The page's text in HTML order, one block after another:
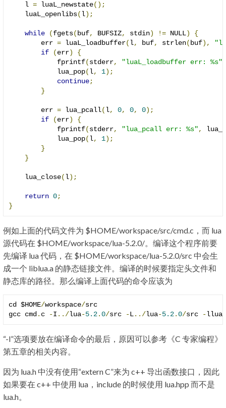
    l
= luaL_newstate();
    luaL_openlibs
(l);
while (fgets( buf, BUFSIZ, stdin) != NULL)
{
        err
= luaL_loadbuffer(l, buf, strlen( buf),
if
(err)
{
            fprintf
(stderr, "luaL_loadbuffer err: %s"
            lua_pop
(l, 1);
continue;
}
        err
= lua_pcall(l, 0, 0, 0);
if
(err)
{
            fprintf
(stderr, "lua_pcall err: %s",
            lua_pop
(l, 1);
}
}
    lua_close
(l);
return 0;
}
例如上面的代码文件为 $HOME/workspace/src/cmd.c，而 lua
源代码在 $HOME/workspace/lua-5.2.0/。编译这个程序前要
先编译 lua 代码，在 $HOME/workspace/lua-5.2.0/src 中会生
成一个 liblua.a 的静态链接文件。编译的时候要指定头文件和
静态库的路径。那么编译上面代码的命令应该为
cd $HOME/workspace/src
gcc cmd . c -I ../lua-5.2.0/src -L../lua-5.2.0/src -llua
“-l”选项要放在编译命令的最后，原因可以参考《C 专家编程》
第五章的相关内容。
因为 lua.h 中没有使用“extern C”来为 c++ 导出函数接口，因此
如果要在 c++ 中使用 lua，include 的时候使用 lua.hpp 而不是
lua.h。